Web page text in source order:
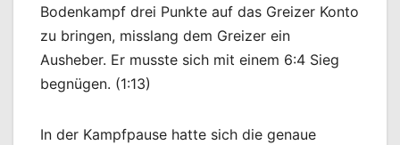
Bodenkampf drei Punkte auf das Greizer Konto
zu bringen, misslang dem Greizer ein
Ausheber. Er musste sich mit einem 6:4 Sieg
begnügen. (1:13)
In der Kampfpause hatte sich die genaue